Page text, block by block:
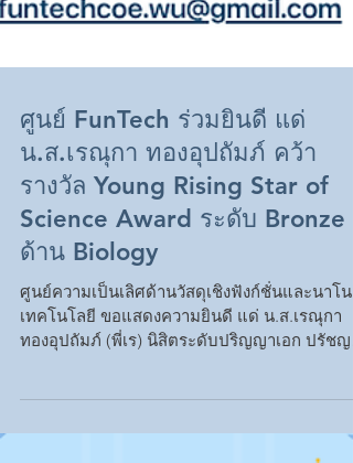
ศูนย์ FunTech ร่วมยินดี แด่
น.ส.เรณุกา ทองอุปถัมภ์ คว้า
รางวัล Young Rising Star of
ด้าน Biology
ศูนย์ความเป็นเลิศด้านวัสดุเชิงฟังก์ชั่นและนาโน